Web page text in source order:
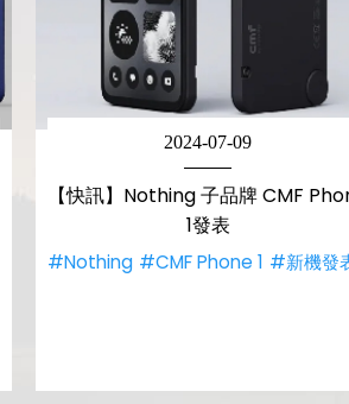
2024-07-09
【快訊】Nothing 子品牌 CMF
1發表
#Nothing #CMF Phone 1 #新機發